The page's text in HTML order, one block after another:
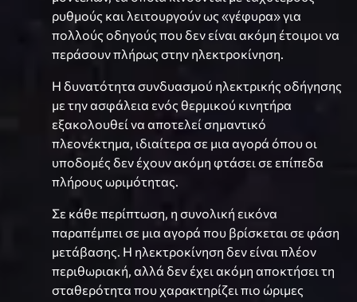
ρυθμούς και λειτουργούν ως «γέφυρα» για
πολλούς οδηγούς που δεν είναι ακόμη έτοιμοι να
περάσουν πλήρως στην ηλεκτροκίνηση.
Η δυνατότητα συνδυασμού ηλεκτρικής οδήγησης
με την ασφάλεια ενός θερμικού κινητήρα
εξακολουθεί να αποτελεί σημαντικό
πλεονέκτημα, ιδιαίτερα σε μια αγορά όπου οι
υποδομές δεν έχουν ακόμη φτάσει σε επίπεδα
πλήρους ωριμότητας.
Σε κάθε περίπτωση, η συνολική εικόνα
παραπέμπει σε μια αγορά που βρίσκεται σε φάση
μετάβασης. Η ηλεκτροκίνηση δεν είναι πλέον
περιθωριακή, αλλά δεν έχει ακόμη αποκτήσει τη
σταθερότητα που χαρακτηρίζει πιο ώριμες